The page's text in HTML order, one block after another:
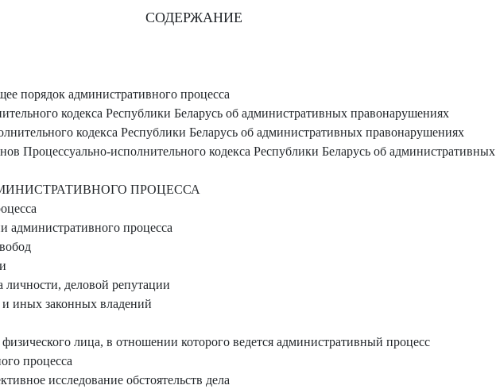
СОДЕРЖАНИЕ
порядок административного процесса
кодекса Республики Беларусь об административных правонарушениях
кодекса Республики Беларусь об административных правонарушениях
Процессуально-исполнительного кодекса Республики Беларусь об административных
ПРОЦЕССА
административного процесса
личности, деловой репутации
иных законных владений
лица, в отношении которого ведется административный процесс
процесса
исследование обстоятельств дела